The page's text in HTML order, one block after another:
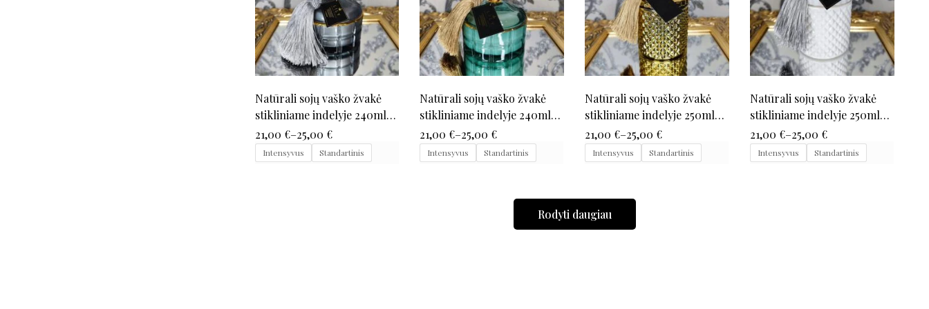
Natūrali sojų vaško žvakė
stikliniame indelyje 240ml
(pilka)
21,00 €–25,00 €
Intensyvus Standartinis
Natūrali sojų vaško žvakė
stikliniame indelyje 240ml
(žalia)
21,00 €–25,00 €
Intensyvus Standartinis
Natūrali sojų vaško žvakė
stikliniame indelyje 250ml
(auksinė)
21,00 €–25,00 €
Intensyvus Standartinis
Natūrali sojų vaško žvakė
stikliniame indelyje 250ml
(balta matinė)
21,00 €–25,00 €
Intensyvus Standartinis
Rodyti daugiau